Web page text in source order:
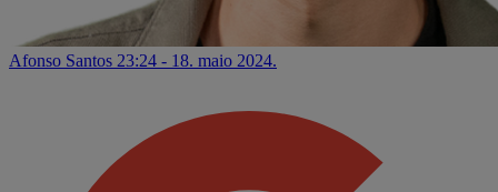
Afonso Santos 23:24 - 18. maio 2024.